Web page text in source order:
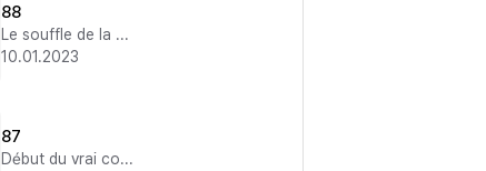
88
Le souffle de la mort
10.01.2023
87
Début du vrai combat